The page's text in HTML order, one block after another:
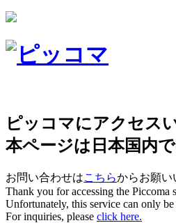
ピッコマにアクセス
本ページは日本国内
お問い合わせはこちらからお願い
Thank you for accessing the Piccoma
Unfortunately, this service can only be
For inquiries, please click here.